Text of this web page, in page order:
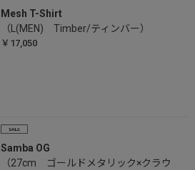
Mesh T-Shirt
（L(MEN) Timber/ティンバー）
￥17,050
Samba OG
（27cm ゴールドメタリック×クラウ